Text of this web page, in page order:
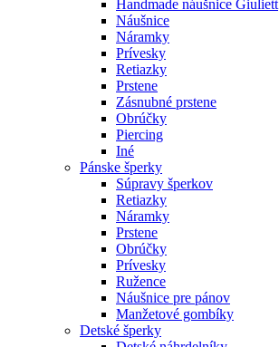
Handmade náušnice Giuliett
Náušnice
Náramky
Prívesky
Retiazky
Prstene
Zásnubné prstene
Obrúčky
Piercing
Iné
Pánske šperky
Súpravy šperkov
Retiazky
Náramky
Prstene
Obrúčky
Prívesky
Ružence
Náušnice pre pánov
Manžetové gombíky
Detské šperky